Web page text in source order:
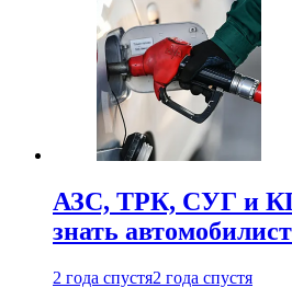
АЗС, ТРК, СУГ и
знать
2 года спустя2 года спустя